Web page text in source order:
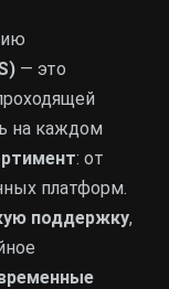
— это
на каждом
: от
платформ.
поддержку,